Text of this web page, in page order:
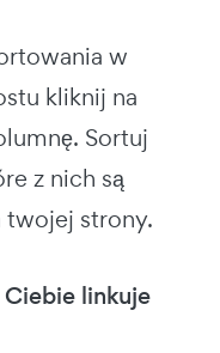
w
kliknij na
Sortuj
z nich są
twojej strony.
linkuje